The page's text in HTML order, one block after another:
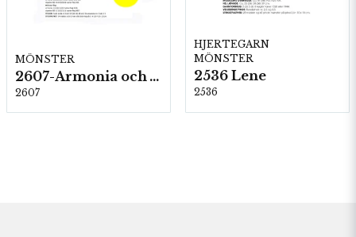
MÖNSTER
2607-Armonia och Alpaca 400
2607
HJERTEGARN
MÖNSTER
2536 Lene
2536